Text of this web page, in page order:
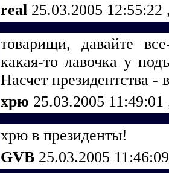
real 25.03.2005 12:55:22
товарищи, давайте
какая-то лавочка у
Насчет президентства -
хрю 25.03.2005 11:49:01
хрю в президенты!
GVB 25.03.2005